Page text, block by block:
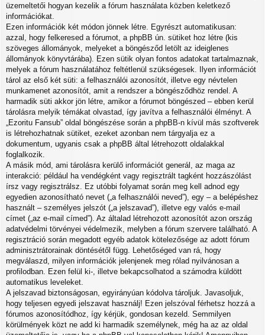
üzemeltetői hogyan kezelik a fórum használata közben keletkező
információkat.
Ezen információk két módon jönnek létre. Egyrészt automatikusan:
azzal, hogy felkeresed a fórumot, a phpBB ún. sütiket hoz létre (kis
szöveges állományok, melyeket a böngésződ letölt az ideiglenes
állományok könyvtárába). Ezen sütik olyan fontos adatokat tartalmaznak,
melyek a fórum használatához feltétlenül szükségesek. Ilyen információt
tárol az első két süti: a felhasználói azonosítót, illetve egy névtelen
munkamenet azonosítót, amit a rendszer a böngésződhöz rendel. A
harmadik süti akkor jön létre, amikor a fórumot böngészed – ebben kerül
tárolásra melyik témákat olvastad, így javítva a felhasználói élményt. A
„Ezoritu Fansub” oldal böngészése során a phpBB-n kívül más szoftverek
is létrehozhatnak sütiket, ezeket azonban nem tárgyalja ez a
dokumentum, ugyanis csak a phpBB által létrehozott oldalakkal
foglalkozik.
A másik mód, ami tárolásra kerülő információt generál, az maga az
interakció: például ha vendégként vagy regisztrált tagként hozzászólást
írsz vagy regisztrálsz. Ez utóbbi folyamat során meg kell adnod egy
egyedien azonosítható nevet („a felhasználói neved”), egy – a belépéshez
használt – személyes jelszót („a jelszavad”), illetve egy valós e-mail
címet („az e-mail címed”). Az általad létrehozott azonosítót azon ország
adatvédelmi törvényei védelmezik, melyben a fórum szervere található. A
regisztráció során megadott egyéb adatok kötelezősége az adott fórum
adminisztrátorainak döntésétől függ. Lehetőséged van rá, hogy
megválaszd, milyen információk jelenjenek meg rólad nyilvánosan a
profilodban. Ezen felül ki-, illetve bekapcsolhatod a számodra küldött
automatikus leveleket.
A jelszavad biztonságosan, egyirányúan kódolva tároljuk. Javasoljuk,
hogy teljesen egyedi jelszavat használj! Ezen jelszóval férhetsz hozzá a
fórumos azonosítódhoz, így kérjük, gondosan kezeld. Semmilyen
körülmények közt ne add ki harmadik személynek, még ha az az oldal